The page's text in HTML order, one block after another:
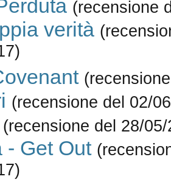
(recensione
verità
(recensione del 02/
(recensione del 28/
- Get Out